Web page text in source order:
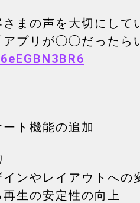
まの声を大切にして
プリが◯◯だったら
ト機能の追加
ンやレイアウトへの
生の安定性の向上